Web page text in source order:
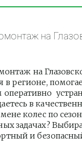
на
на
в регионе,
оперативно
в
колес по
задачах?
и